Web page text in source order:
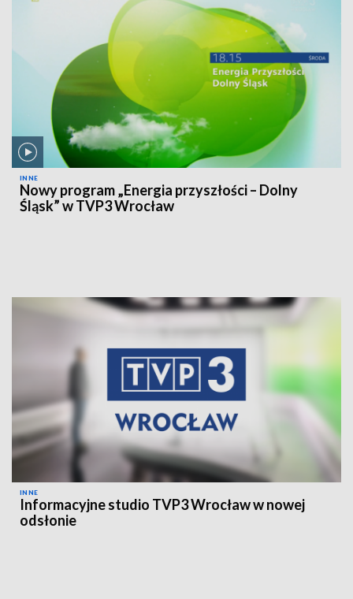
INNE
Nowy program „Energia przyszłości – Dolny
Śląsk” w TVP3 Wrocław
INNE
Informacyjne studio TVP3 Wrocław w nowej
odsłonie